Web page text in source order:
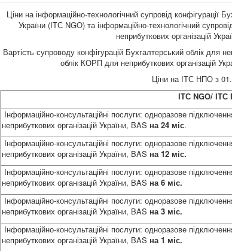
Ціни на інформаційно-технологічний супровід конфігурації
України (ІТС NGO) та інформаційно-технологічний
неприбуткових організацій
Вартість супроводу конфігурацій Бухгалтерський облік для
облік КОРП для неприбуткових організацій
Ціни на ІТС НПО з
ІТС NGO/ ІТС
Інформаційно-консультаційні послуги: одноразове
неприбуткових організацій України, BAS на 24 міс.
Інформаційно-консультаційні послуги: одноразове
неприбуткових організацій України, BAS на 12 міс.
Інформаційно-консультаційні послуги: одноразове
неприбуткових організацій України, BAS на 6 міс.
Інформаційно-консультаційні послуги: одноразове
неприбуткових організацій України, BAS на 3 міс.
Інформаційно-консультаційні послуги: одноразове
неприбуткових організацій України, BAS на 1 міс.